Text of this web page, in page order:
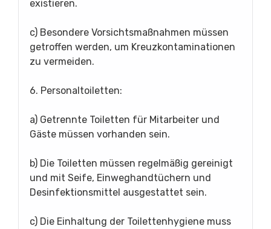
existieren.
c) Besondere Vorsichtsmaßnahmen müssen
getroffen werden, um Kreuzkontaminationen
zu vermeiden.
6. Personaltoiletten:
a) Getrennte Toiletten für Mitarbeiter und
Gäste müssen vorhanden sein.
b) Die Toiletten müssen regelmäßig gereinigt
und mit Seife, Einweghandtüchern und
Desinfektionsmittel ausgestattet sein.
c) Die Einhaltung der Toilettenhygiene muss